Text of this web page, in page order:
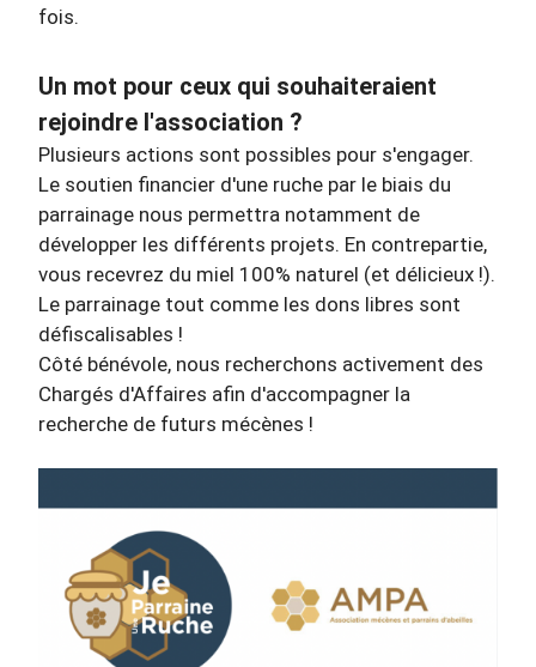
fois.
Un mot pour ceux qui souhaiteraient
rejoindre l'association ?
Plusieurs actions sont possibles pour s'engager.
Le soutien financier d'une ruche par le biais du
parrainage nous permettra notamment de
développer les différents projets. En contrepartie,
vous recevrez du miel 100% naturel (et délicieux !).
Le parrainage tout comme les dons libres sont
défiscalisables !
Côté bénévole, nous recherchons activement des
Chargés d'Affaires afin d'accompagner la
recherche de futurs mécènes !